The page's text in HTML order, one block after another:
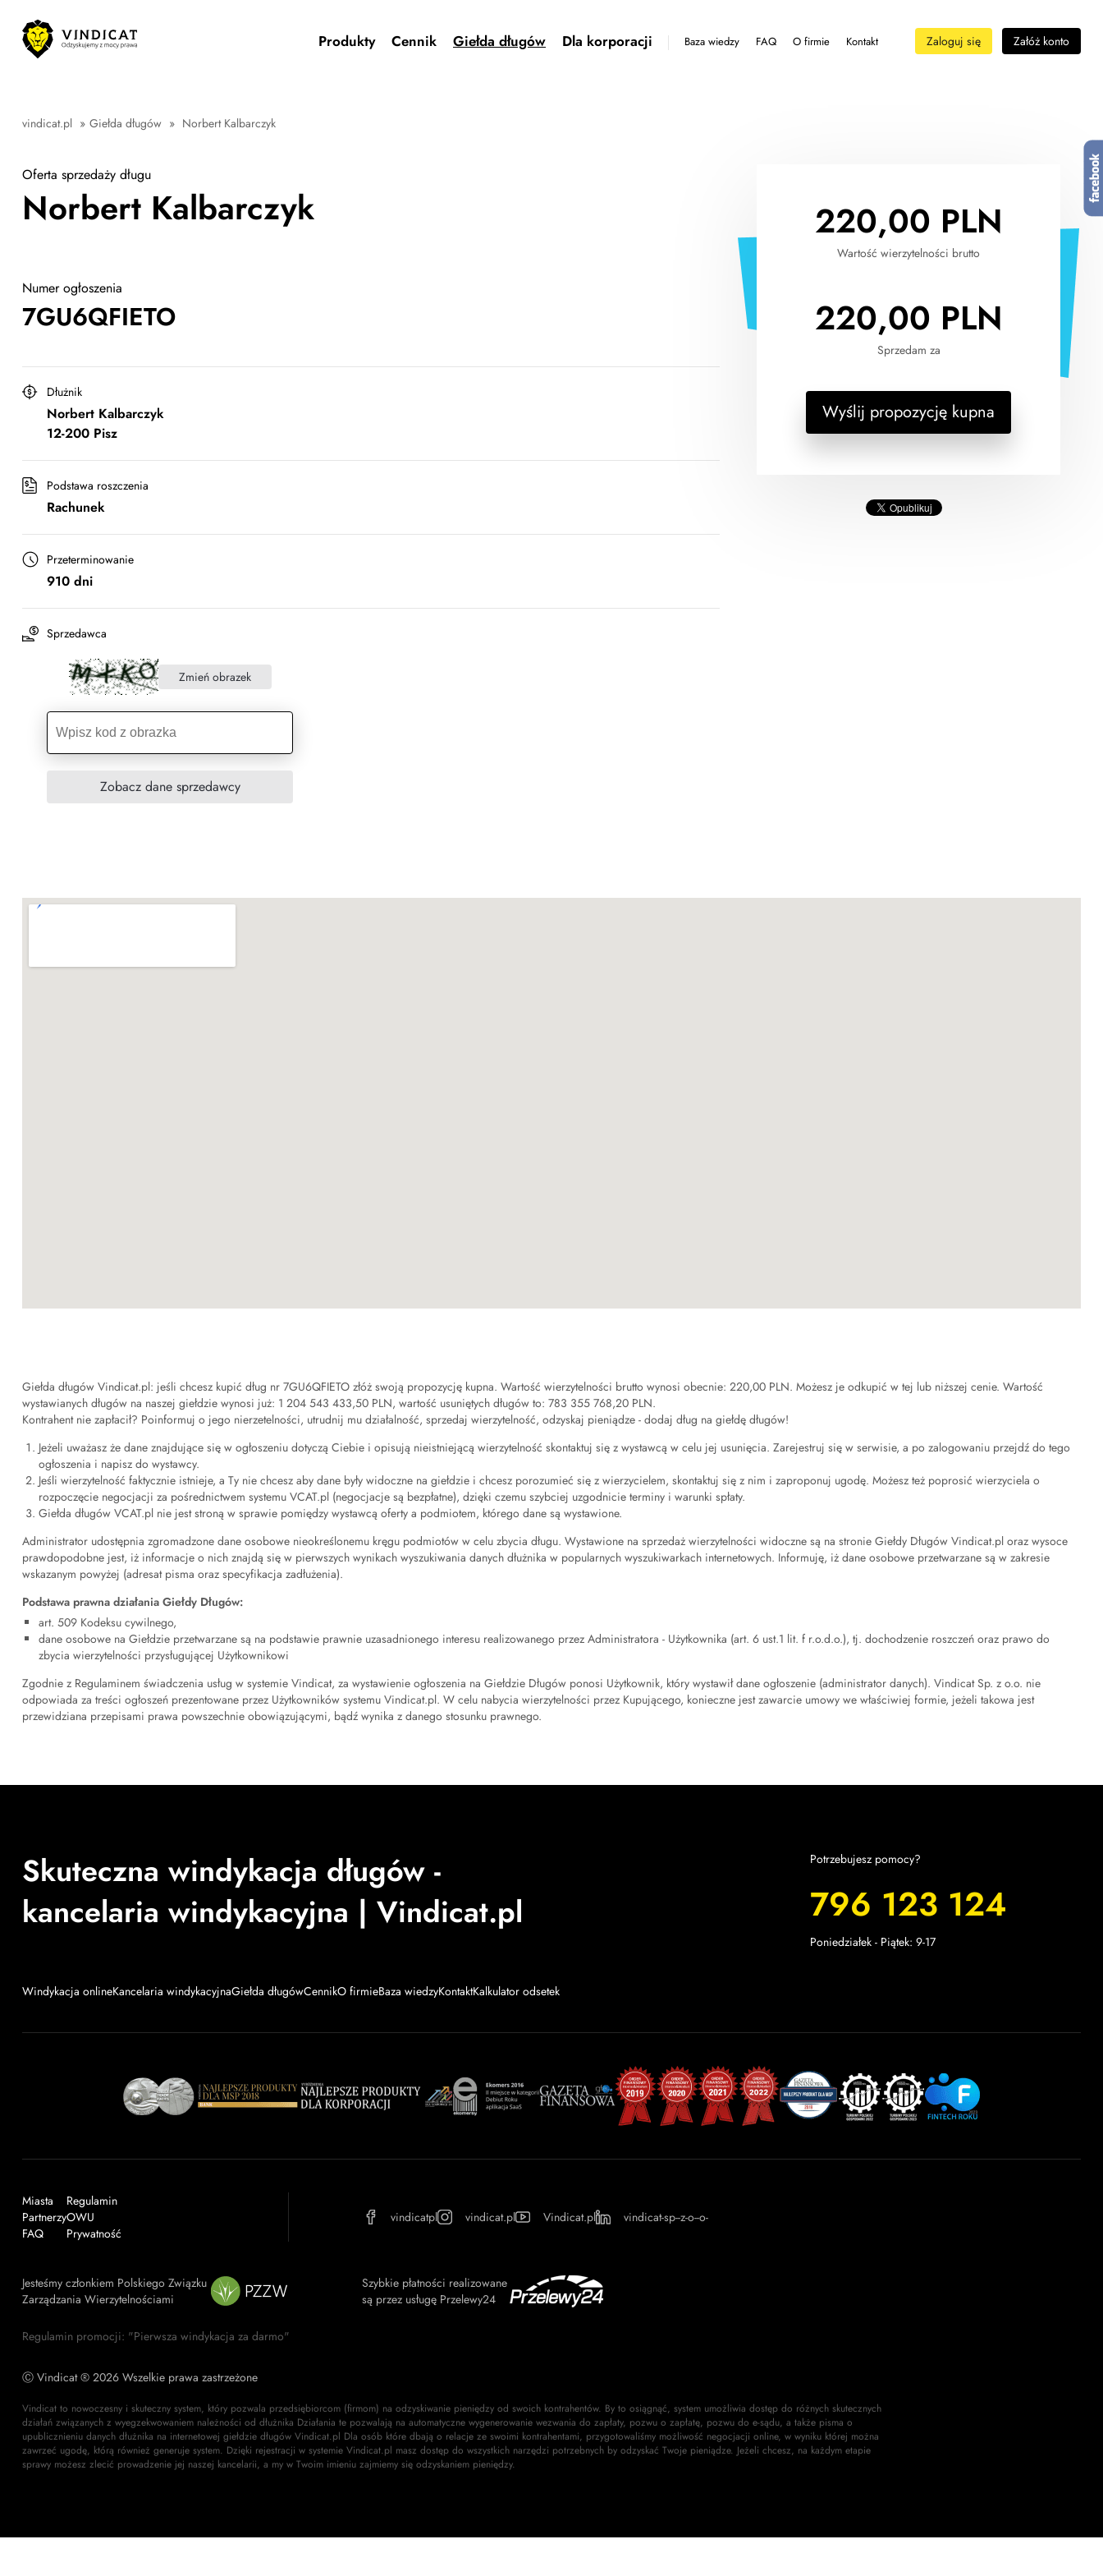
Produkty Cennik Giełda długów Dla korporacji Baza wiedzy FAQ O firmie Kontakt Zaloguj się Załóż konto
vindicat.pl » Giełda długów » Norbert Kalbarczyk
Oferta sprzedaży długu
Norbert Kalbarczyk
Numer ogłoszenia
7GU6QFIETO
Dłużnik
Norbert Kalbarczyk
12-200 Pisz
Podstawa roszczenia
Rachunek
Przeterminowanie
910 dni
Sprzedawca
Zmień obrazek
220,00 PLN
Wartość wierzytelności brutto
220,00 PLN
Sprzedam za
Wyślij propozycję kupna
Giełda długów Vindicat.pl: jeśli chcesz kupić dług nr 7GU6QFIETO złóż swoją propozycję kupna. Wartość wierzytelności brutto wynosi obecnie: 220,00 PLN. Możesz je odkupić w tej lub niższej cenie. Wartość
wystawianych długów na naszej giełdzie wynosi już: 1 204 543 433,50 PLN, wartość usuniętych długów to: 783 355 768,20 PLN.
Kontrahent nie zapłacił? Poinformuj o jego nierzetelności, utrudnij mu działalność, sprzedaj wierzytelność, odzyskaj pieniądze - dodaj dług na giełdę długów!
Jeżeli uważasz że dane znajdujące się w ogłoszeniu dotyczą Ciebie i opisują nieistniejącą wierzytelność skontaktuj się z wystawcą w celu jej usunięcia. Zarejestruj się w serwisie, a po zalogowaniu przejdź do tego
ogłoszenia i napisz do wystawcy.
Jeśli wierzytelność faktycznie istnieje, a Ty nie chcesz aby dane były widoczne na giełdzie i chcesz porozumieć się z wierzycielem, skontaktuj się z nim i zaproponuj ugodę. Możesz też poprosić wierzyciela o
rozpoczęcie negocjacji za pośrednictwem systemu VCAT.pl (negocjacje są bezpłatne), dzięki czemu szybciej uzgodnicie terminy i warunki spłaty.
Giełda długów VCAT.pl nie jest stroną w sprawie pomiędzy wystawcą oferty a podmiotem, którego dane są wystawione.
Administrator udostępnia zgromadzone dane osobowe nieokreślonemu kręgu podmiotów w celu zbycia długu. Wystawione na sprzedaż wierzytelności widoczne są na stronie Giełdy Długów Vindicat.pl oraz wysoce
prawdopodobne jest, iż informacje o nich znajdą się w pierwszych wynikach wyszukiwania danych dłużnika w popularnych wyszukiwarkach internetowych. Informuję, iż dane osobowe przetwarzane są w zakresie
wskazanym powyżej (adresat pisma oraz specyfikacja zadłużenia).
Podstawa prawna działania Giełdy Długów:
art. 509 Kodeksu cywilnego,
dane osobowe na Giełdzie przetwarzane są na podstawie prawnie uzasadnionego interesu realizowanego przez Administratora - Użytkownika (art. 6 ust.1 lit. f r.o.d.o.), tj. dochodzenie roszczeń oraz prawo do
zbycia wierzytelności przysługującej Użytkownikowi
Zgodnie z Regulaminem świadczenia usług w systemie Vindicat, za wystawienie ogłoszenia na Giełdzie Długów ponosi Użytkownik, który wystawił dane ogłoszenie (administrator danych). Vindicat Sp. z o.o. nie
odpowiada za treści ogłoszeń prezentowane przez Użytkowników systemu Vindicat.pl. W celu nabycia wierzytelności przez Kupującego, konieczne jest zawarcie umowy we właściwiej formie, jeżeli takowa jest
przewidziana przepisami prawa powszechnie obowiązującymi, bądź wynika z danego stosunku prawnego.
Skuteczna windykacja długów -
kancelaria windykacyjna | Vindicat.pl
Potrzebujesz pomocy?
796 123 124
Poniedziałek - Piątek: 9-17
Windykacja onlineKancelaria windykacyjnaGiełda długówCennikO firmieBaza wiedzyKontaktKalkulator odsetek
Miasta
Partnerzy
FAQ
Regulamin
OWU
Prywatność
vindicatpl vindicat.pl Vindicat.pl vindicat-sp--z-o--o-
Jesteśmy członkiem Polskiego Związku
Zarządzania Wierzytelnościami
Szybkie płatności realizowane
są przez usługę Przelewy24
Regulamin promocji: "Pierwsza windykacja za darmo"
Ⓒ Vindicat ® 2026 Wszelkie prawa zastrzeżone
Vindicat to nowoczesny i skuteczny system, który pozwala przedsiębiorcom (firmom) na odzyskiwanie pieniędzy od swoich kontrahentów. By to osiągnąć, system umożliwia dostęp do różnych skutecznych
działań związanych z wyegzekwowaniem należności od dłużnika Działania te pozwalają na automatyczne wygenerowanie wezwania do zapłaty, pozwu o zapłatę, pozwu do e-sądu, a także pisma o
upublicznieniu danych dłużnika na internetowej giełdzie długów Vindicat.pl Dla osób które dbają o relacje ze swoimi kontrahentami, przygotowaliśmy możliwość negocjacji online, w wyniku której można
zawrzeć ugodę, którą również generuje system. Dzięki rejestracji w systemie Vindicat.pl masz dostęp do wszystkich narzędzi potrzebnych by odzyskać Twoje pieniądze. Jeżeli chcesz, na każdym etapie
sprawy możesz zlecić prowadzenie jej naszej kancelarii, a my w Twoim imieniu zajmiemy się odzyskaniem pieniędzy.